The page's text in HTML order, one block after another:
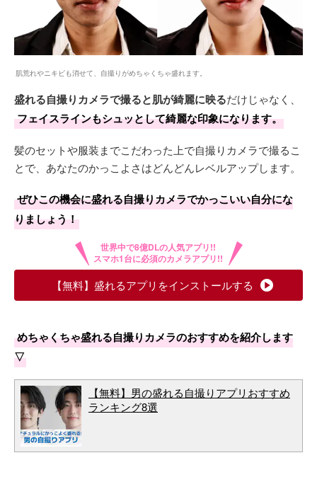
肌荒れやニキビも消せて、自撮りがめちゃくちゃ盛れます。
盛れる自撮りカメラで撮ると肌が綺麗に映るだけじゃなく、
フェイスラインもシュッとして綺麗な印象になります。
髪のセットや服装までこだわった上で自撮りカメラで撮るこ
とで、あなたのかっこよさはどんどんレベルアップします。
ぜひこの機会に盛れる自撮りカメラでかっこいい自分にな
りましょう！
【無料】盛れるアプリをインストールする
めちゃくちゃ盛れる自撮りカメラのおすすめを紹介します
▽
【無料】男の盛れる自撮りアプリおすすめ
ランキング8選